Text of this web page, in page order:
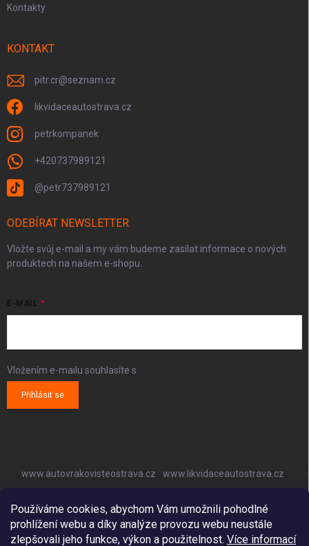
Používáme cookies, abychom Vám umožnili pohodlné
prohlížení webu a díky analýze provozu webu neustále
zlepšovali jeho funkce, výkon a použitelnost. Více informací
Kontakty
KONTAKT
pitr.cr@seznam.cz
likvidaceautostrava.cz
petrkompanek
+420737989121
@petr737989121
ODEBÍRAT NEWSLETTER
Vložte svůj e-mail a my vám budeme zasílat informace o nových
produktech na našem e-shopu.
E-MAIL
Vložením e-mailu souhlasíte s
Přihlásit se
www.autovrakovisteostrava.cz
www.likvidaceautostrava.cz